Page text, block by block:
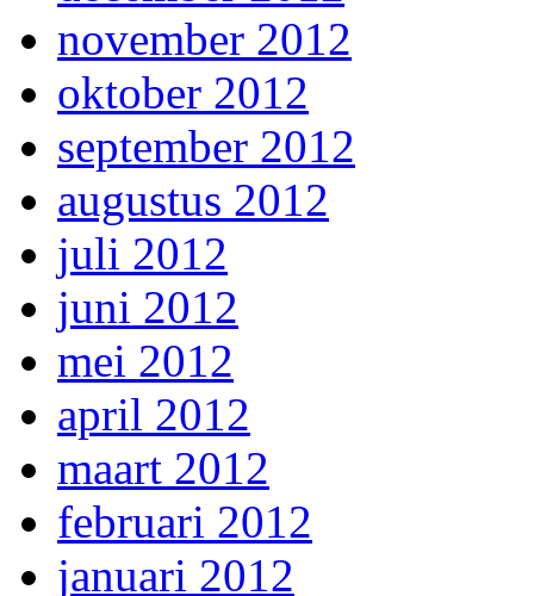
november 2012
oktober 2012
september 2012
augustus 2012
juli 2012
juni 2012
mei 2012
april 2012
maart 2012
februari 2012
januari 2012